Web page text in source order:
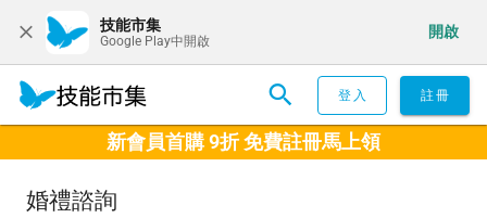
技能市集
Google Play中開啟
開啟
登入 註冊
新會員首購 9折 免費註冊馬上領
婚禮諮詢